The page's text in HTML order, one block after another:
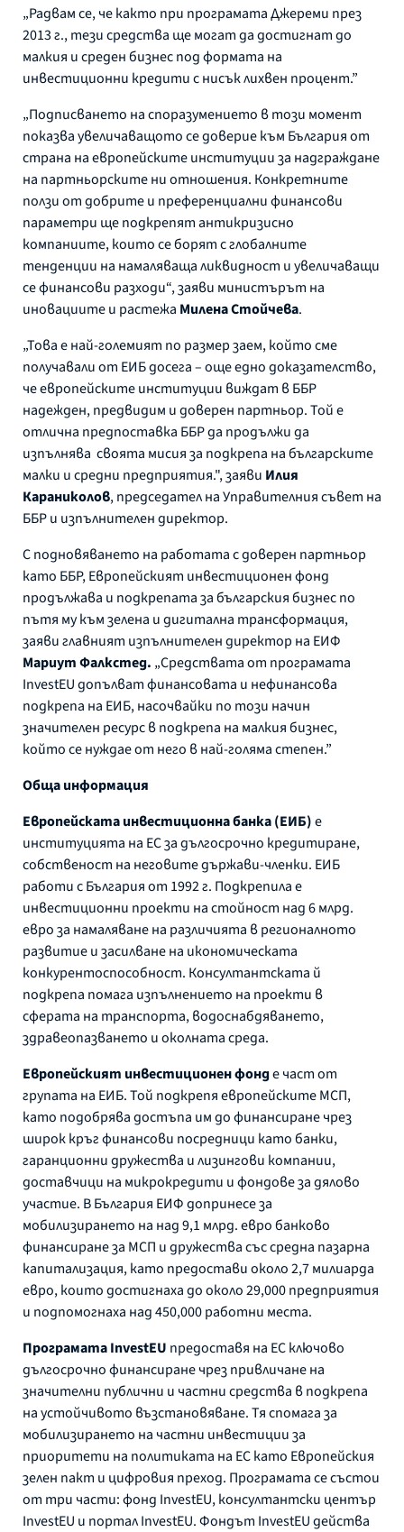
„Радвам се, че както при програмата Джереми през
2013 г., тези средства ще могат да достигнат до
малкия и среден бизнес под формата на
инвестиционни кредити с нисък лихвен процент.”
„Подписването на споразумението в този момент
показва увеличаващото се доверие към България от
страна на европейските институции за надграждане
на партньорските ни отношения. Конкретните
ползи от добрите и преференциални финансови
параметри ще подкрепят антикризисно
компаниите, които се борят с глобалните
тенденции на намаляваща ликвидност и увеличаващи
се финансови разходи“, заяви министърът на
иновациите и растежа Милена Стойчева.
„Това е най-големият по размер заем, който сме
получавали от ЕИБ досега – още едно доказателство,
че европейските институции виждат в ББР
надежден, предвидим и доверен партньор. Той е
отлична предпоставка ББР да продължи да
изпълнява своята мисия за подкрепа на българските
малки и средни предприятия.", заяви Илия
Караниколов, председател на Управителния съвет на
ББР и изпълнителен директор.
С подновяването на работата с доверен партньор
като ББР, Европейският инвестиционен фонд
продължава и подкрепата за българския бизнес по
пътя му към зелена и дигитална трансформация,
заяви главният изпълнителен директор на ЕИФ
Мариут Фалкстед. „Средствата от програмата
InvestEU допълват финансовата и нефинансова
подкрепа на ЕИБ, насочвайки по този начин
значителен ресурс в подкрепа на малкия бизнес,
който се нуждае от него в най-голяма степен.”
Обща информация
Европейската инвестиционна банка (ЕИБ)е
институцията на ЕС за дългосрочно кредитиране,
собственост на неговите държави-членки. ЕИБ
работи с България от 1992 г. Подкрепила е
инвестиционни проекти на стойност над 6 млрд.
евро за намаляване на различията в регионалното
развитие и засилване на икономическата
конкурентоспособност. Консултантската й
подкрепа помага изпълнението на проекти в
сферата на транспорта, водоснабдяването,
здравеопазването и околната среда.
Европейският инвестиционен фонде част от
групата на ЕИБ. Той подкрепя европейските МСП,
като подобрява достъпа им до финансиране чрез
широк кръг финансови посредници като банки,
гаранционни дружества и лизингови компании,
доставчици на микрокредити и фондове за дялово
участие. В България ЕИФ допринесе за
мобилизирането на над 9,1 млрд. евро банково
финансиране за МСП и дружества със средна пазарна
капитализация, като предостави около 2,7 милиарда
евро, които достигнаха до около 29,000 предприятия
и подпомогнаха над 450,000 работни места.
Програмата InvestEU предоставя на ЕС ключово
дългосрочно финансиране чрез привличане на
значителни публични и частни средства в подкрепа
на устойчивото възстановяване. Тя спомага за
мобилизирането на частни инвестиции за
приоритети на политиката на ЕС като Европейския
зелен пакт и цифровия преход. Програмата се състои
от три части: фонд InvestEU, консултантски център
InvestEU и портал InvestEU. Фондът InvestEU действа